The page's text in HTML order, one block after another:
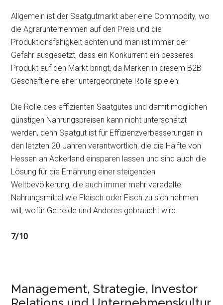
Allgemein ist der Saatgutmarkt aber eine Commodity, wo
die Agrarunternehmen auf den Preis und die
Produktionsfähigkeit achten und man ist immer der
Gefahr ausgesetzt, dass ein Konkurrent ein besseres
Produkt auf den Markt bringt, da Marken in diesem B2B
Geschäft eine eher untergeordnete Rolle spielen.
Die Rolle des effizienten Saatgutes und damit möglichen
günstigen Nahrungspreisen kann nicht unterschätzt
werden, denn Saatgut ist für Effizienzverbesserungen in
den letzten 20 Jahren verantwortlich, die die Hälfte von
Hessen an Ackerland einsparen lassen und sind auch die
Lösung für die Ernährung einer steigenden
Weltbevölkerung, die auch immer mehr veredelte
Nahrungsmittel wie Fleisch oder Fisch zu sich nehmen
will, wofür Getreide und Anderes gebraucht wird.
7/10
Management, Strategie, Investor